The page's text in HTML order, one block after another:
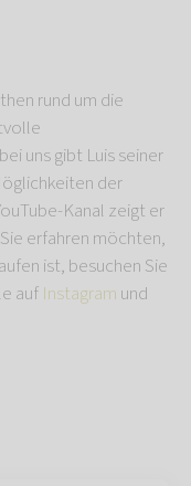
rund um die
uns gibt Luis seiner
der
Kanal zeigt er
erfahren möchten,
ist, besuchen Sie
auf Instagram und